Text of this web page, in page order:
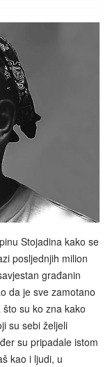
Stojadina kako se
posljednjih milion
građanin
da je sve zamotano
su ko zna kako
su sebi željeli
su pripadale istom
kao i ljudi, u